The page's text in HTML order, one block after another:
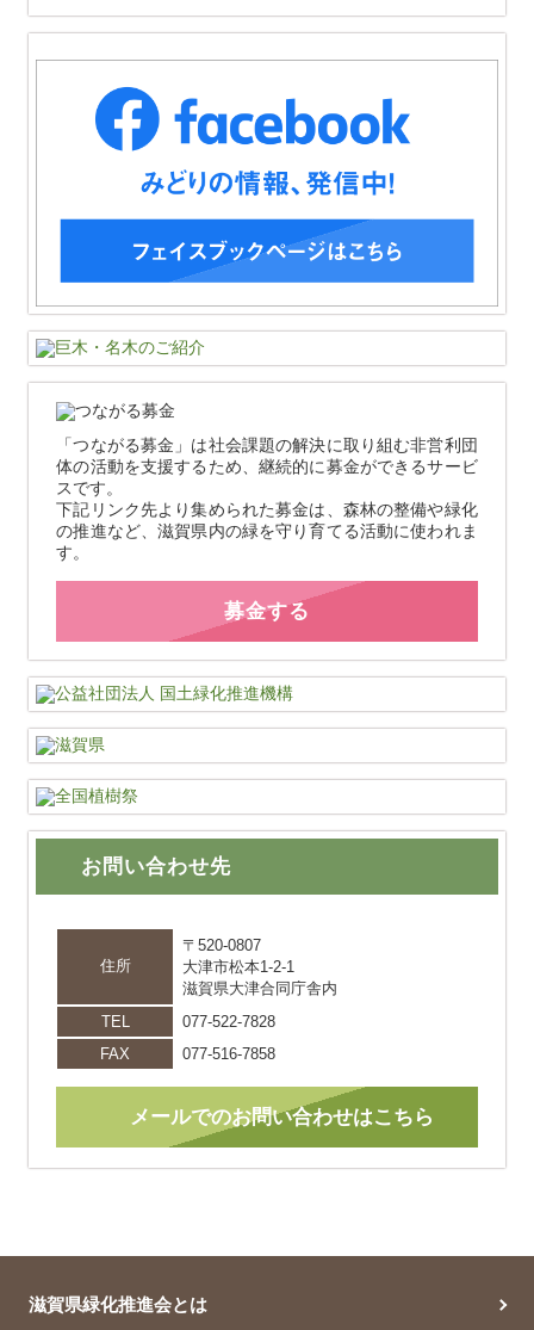
「つながる募金」は社会課題の解決に取り組む非営利団
体の活動を支援するため、継続的に募金ができるサービ
スです。
下記リンク先より集められた募金は、森林の整備や緑化
の推進など、滋賀県内の緑を守り育てる活動に使われま
す。
募金する
お問い合わせ先
住所
〒520-0807
大津市松本1-2-1
滋賀県大津合同庁舎内
TEL
077-522-7828
FAX
077-516-7858
メールでのお問い合わせはこちら
滋賀県緑化推進会とは